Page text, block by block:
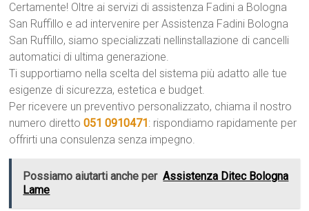
Certamente! Oltre ai servizi di assistenza Fadini a Bologna
San Ruffillo e ad intervenire per Assistenza Fadini Bologna
San Ruffillo, siamo specializzati nellinstallazione di cancelli
automatici di ultima generazione.
Ti supportiamo nella scelta del sistema più adatto alle tue
esigenze di sicurezza, estetica e budget.
Per ricevere un preventivo personalizzato, chiama il nostro
numero diretto051 0910471: rispondiamo rapidamente per
offrirti una consulenza senza impegno.
Possiamo aiutarti anche per Assistenza Ditec Bologna
Lame